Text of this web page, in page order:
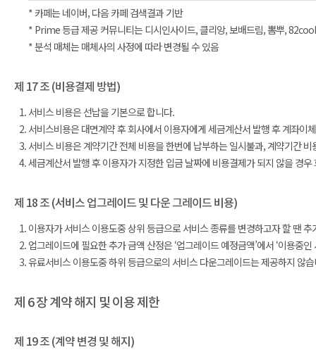
* 카페는 네이버, 다음 카페 검색결과 기반
* Prime 등급 제공 커뮤니티는 디시인사이드, 클리앙, 보배드림, 뽐뿌,
* 분석 매체는 매체사의 사정에 따라 변경될 수 있음
제 17 조 (비용결제 방법)
서비스 비용은 선납을 기본으로 합니다.
서비스비용은 대면계약 후 회사에서 이용자에게 세금계산서 발행 후 계좌이
서비스 비용은 계약기간 전체 비용을 한번에 납부하는 일시불과, 계약기간
세금계산서 발행 후 이용자가 지정한 입금 날짜에 비용결제가 되지 않을 경
제 18 조 (서비스 업그레이드 및 다운 그레이드 비용)
이용자가 서비스 이용도중 상위 등급으로 서비스 종류를 변경하고자 할 땐
업그레이드에 필요한 추가 금액 산정은 ‘업그레이드 예정금액’에서 ‘이용중
유료서비스 이용도중 하위 등급으로의 서비스 다운그레이드는 제공하지 않
제 6 장 계약 해지 및 이용 제한
제 19 조 (계약 변경 및 해지)